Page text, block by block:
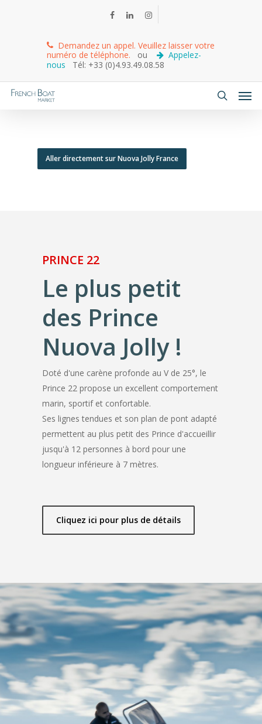
Demandez un appel. Veuillez laisser votre
numéro de téléphone. ou
Appelez-
nous
Tél: +33 (0)4.93.49.08.58
Aller directement sur Nuova Jolly France
PRINCE 22
Le plus petit
des Prince
Nuova Jolly !
Doté d'une carène profonde au V de 25°, le
Prince 22 propose un excellent comportement
marin, sportif et confortable.
Ses lignes tendues et son plan de pont adapté
permettent au plus petit des Prince d'accueillir
jusqu'à 12 personnes à bord pour une
longueur inférieure à 7 mètres.
Cliquez ici pour plus de détails